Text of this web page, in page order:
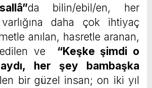
da bilin/ebil/en, her
daha çok ihtiyaç
anılan, hasretle aranan,
ve
“Keşke şimdi o
her şey bambaşka
bir güzel insan; on iki yıl